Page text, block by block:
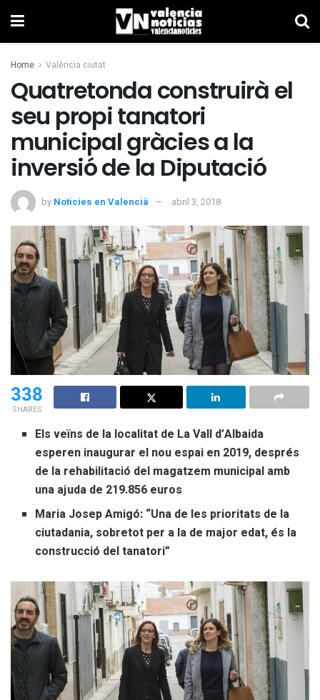
Home València ciutat
Quatretonda construirà el
seu propi tanatori
municipal gràcies a la
inversió de la Diputació
by Noticies en Valencià abril 3, 2018
338
SHARES
Els veïns de la localitat de La Vall d’Albaida
esperen inaugurar el nou espai en 2019, després
de la rehabilitació del magatzem municipal amb
una ajuda de 219.856 euros
Maria Josep Amigó: “Una de les prioritats de la
ciutadania, sobretot per a la de major edat, és la
construcció del tanatori”